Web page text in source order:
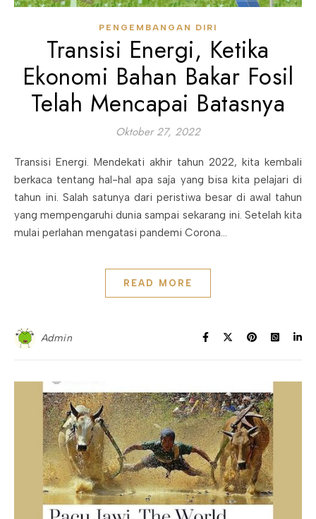
PENGEMBANGAN DIRI
Transisi Energi, Ketika
Ekonomi Bahan Bakar Fosil
Telah Mencapai Batasnya
Oktober 27, 2022
Transisi Energi. Mendekati akhir tahun 2022, kita kembali
berkaca tentang hal-hal apa saja yang bisa kita pelajari di
tahun ini. Salah satunya dari peristiwa besar di awal tahun
yang mempengaruhi dunia sampai sekarang ini. Setelah kita
mulai perlahan mengatasi pandemi Corona…
READ MORE
Admin